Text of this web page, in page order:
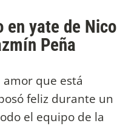
en yate de Nico
Peña
que está
feliz durante un
el equipo de la